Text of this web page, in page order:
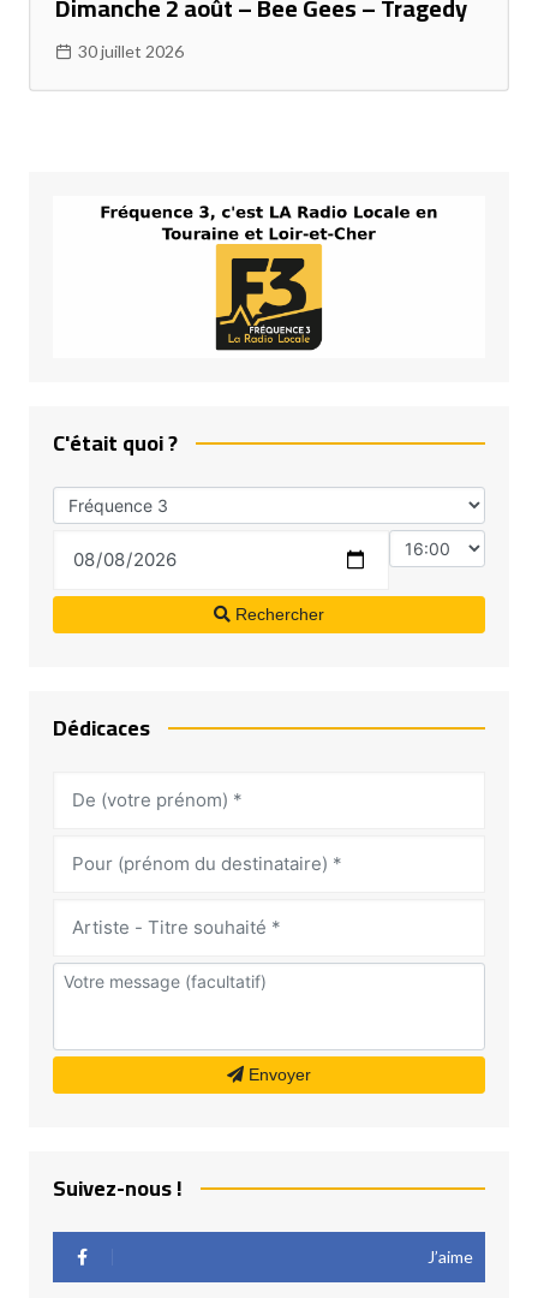
30 juillet 2026
C'était quoi ?
Rechercher
Dédicaces
Envoyer
Suivez-nous !
J’aime